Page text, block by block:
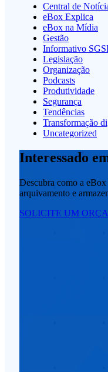
Central de
eBox Explica
eBox na Mídia
Gestão
Informativo
Legislação
Organização
Podcasts
Produtividade
Segurança
Tendências
Transformação
Uncategorized
Interessado
Descubra como a
arquivamento e
SOLICITE UM